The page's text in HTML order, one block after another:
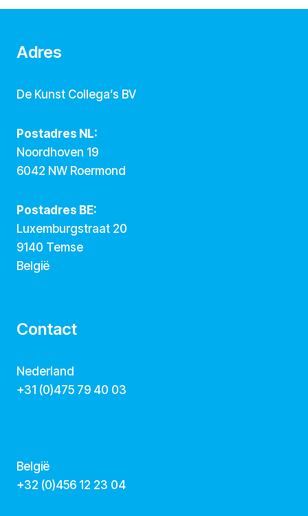
Adres
De Kunst Collega’s BV
Postadres NL:
Noordhoven 19
6042 NW Roermond
Postadres BE:
Luxemburgstraat 20
9140 Temse
België
Contact
Nederland
+31 (0)475 79 40 03
België
‭+32 (0)456 12 23 04‬